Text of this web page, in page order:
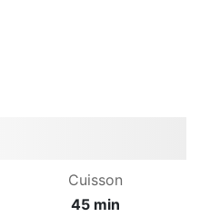
Cuisson
45 min